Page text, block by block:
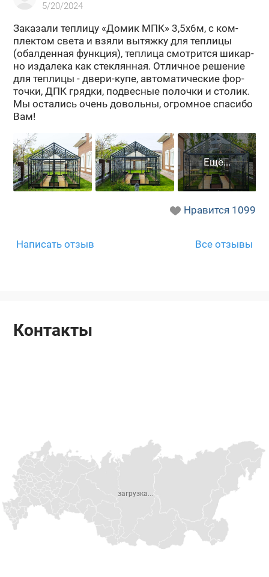
5/20/2024
За­ка­за­ли теп­ли­цу «Домик МПК» 3,5х6м, с ком­
плек­том света и взяли вы­тяж­ку для теп­ли­цы
(обал­ден­ная функ­ция), теп­ли­ца смот­рит­ся ши­кар­
но из­да­ле­ка как стек­лян­ная. От­лич­ное ре­ше­ние
для теп­ли­цы - двери-​купе, ав­то­ма­ти­че­ские фор­
точ­ки, ДПК гряд­ки, под­вес­ные по­лоч­ки и сто­лик.
Мы оста­лись очень до­воль­ны, огром­ное спа­си­бо
Вам!
Нравится 1099
Написать отзыв Все отзывы
Контакты
загрузка...